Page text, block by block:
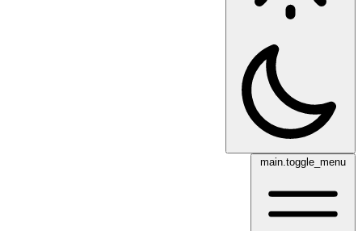
main.toggle_menu